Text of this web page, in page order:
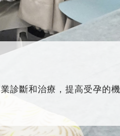
診斷和治療，提高受孕的機